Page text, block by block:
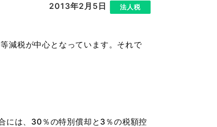
2013年2月5日 法人税
減税が中心となっています。それで
には、30％の特別償却と3％の税額控